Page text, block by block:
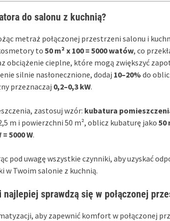
do salonu z kuchnią?
metraż połączonej przestrzeni salonu i
to 50 m² x 100 = 5000 watów, co
obciążenie cieplne, które mogą zwiększyć
silnie nasłonecznione, dodaj 10–20% do
przeznaczaj 0,2–0,3 kW.
zastosuj wzór: kubatura
m i powierzchni 50 m², oblicz kubaturę jako 50
= 5000 W.
pod uwagę wszystkie czynniki, aby uzyskać
w Twoim salonie z kuchnią.
sprawdzą się w połączonej
aby zapewnić komfort w połączonej